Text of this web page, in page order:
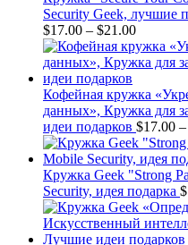
Security Geek, лучшие
$17.00 – $21.00Price
range:
$17.00
$21.00
Кофейная кружка
данных», Кружка для
идеи подарков $17.00 –
Кружка Geek "Strong
Security, идея подарка $